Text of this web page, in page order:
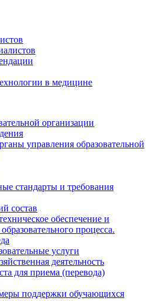
в медицине
организации
управления образовательной
стандарты и требования
состав
обеспечение и
процесса.
услуги
деятельность
для приема (перевода)
поддержки обучающихся